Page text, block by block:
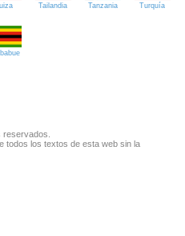
Tailandia Tanzania Turquía
todos los textos de esta web sin la